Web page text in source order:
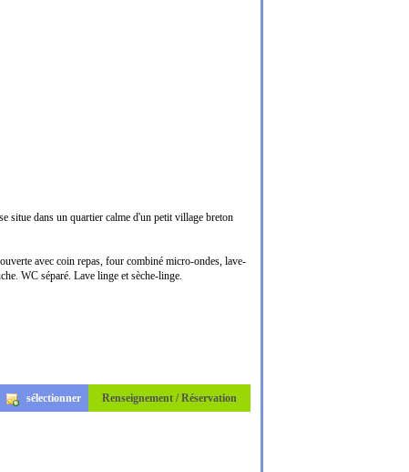
situe dans un quartier calme d'un petit village breton
avec coin repas, four combiné micro-ondes, lave-
WC séparé. Lave linge et sèche-linge.
Renseignement / Réservation
sélectionner